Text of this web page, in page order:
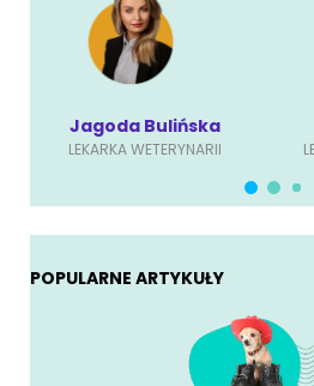
Jagoda Bulińska
LEKARKA WETERYNARII
POPULARNE ARTYKUŁY